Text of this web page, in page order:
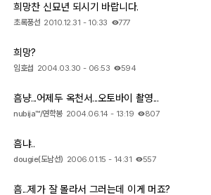
희망찬 신묘년 되시기 바랍니다.
초록풍선 2010.12.31 - 10:33 777
희망?
임호섭 2004.03.30 - 06:53 594
흠냥...어제두 옥천서...오토바이 촬영...
nubija™/연학봉 2004.06.14 - 13:19 807
흠냐..
dougie(도남선) 2006.01.15 - 14:31 557
흠...제가 잘 몰라서 그러는데 이게 머죠?